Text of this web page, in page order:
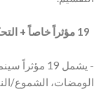
‫- يشمل 19
الومضات، الشموع/